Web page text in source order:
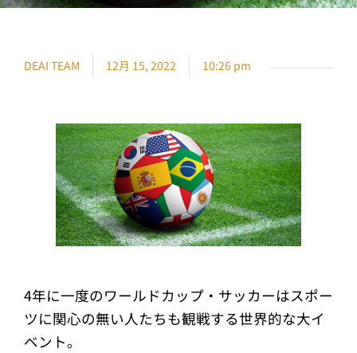
DEAI TEAM 12月 15, 2022 10:26 pm
4年に一度のワールドカップ・サッカーはスポー
ツに関心の無い人たちも観戦する世界的な大イ
ベント。